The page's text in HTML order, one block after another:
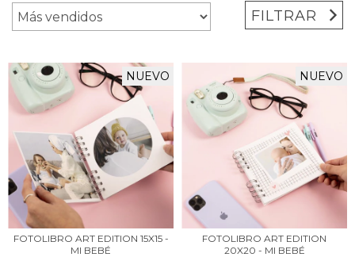
FILTRAR
NUEVO
FOTOLIBRO ART EDITION 15X15 -
MI BEBÉ
NUEVO
FOTOLIBRO ART EDITION
20X20 - MI BEBÉ